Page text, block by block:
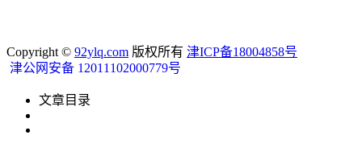
Copyright © 92ylq.com 版权所有 津ICP备18004858号
津公网安备 12011102000779号
文章目录